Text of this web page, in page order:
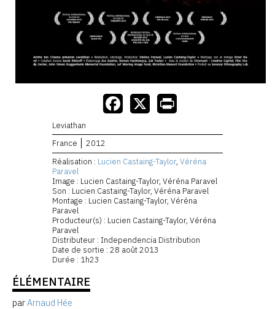
Leviathan
France
2012
Réalisation : Lucien Castaing-Taylor, Véréna
Paravel
Image : Lucien Castaing-Taylor, Véréna Paravel
Son : Lucien Castaing-Taylor, Véréna Paravel
Montage : Lucien Castaing-Taylor, Véréna
Paravel
Producteur(s) : Lucien Castaing-Taylor, Véréna
Paravel
Distributeur : Independencia Distribution
Date de sortie : 28 août 2013
Durée : 1h23
ÉLÉMENTAIRE
par Arnaud Hée